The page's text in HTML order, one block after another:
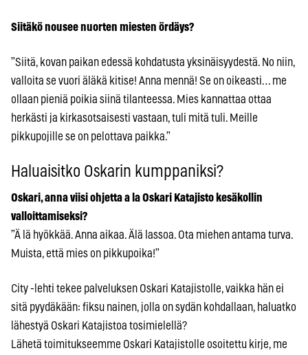
Siitäkö nousee nuorten miesten ördäys?
”Siitä, kovan paikan edessä kohdatusta yksinäisyydestä. No niin,
valloita se vuori äläkä kitise! Anna mennä! Se on oikeasti… me
ollaan pieniä poikia siinä tilanteessa. Mies kannattaa ottaa
herkästi ja kirkasotsaisesti vastaan, tuli mitä tuli. Meille
pikkupojille se on pelottava paikka.”
Haluaisitko Oskarin kumppaniksi?
Oskari, anna viisi ohjetta a la Oskari Katajisto kesäkollin
valloittamiseksi?
”Ä lä hyökkää. Anna aikaa. Älä lassoa. Ota miehen antama turva.
Muista, että mies on pikkupoika!”
City -lehti tekee palveluksen Oskari Katajistolle, vaikka hän ei
sitä pyydäkään: fiksu nainen, jolla on sydän kohdallaan, haluatko
lähestyä Oskari Katajistoa tosimielellä?
Lähetä toimitukseemme Oskari Katajistolle osoitettu kirje, me